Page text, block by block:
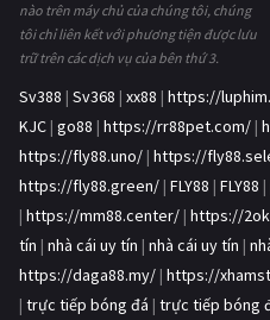
nào trên máy chủ của chúng tôi, chúng
tôi chỉ liên kết với phương tiện được lưu
trữ trên các dịch vụ của bên thứ 3.
Sv388 | Sv368 | xx88 | https://
KJC | go88 | https://rr88pet.com/ |
https://fly88.uno/ | https://
https://fly88.green/ | FLY88 | FLY88 |
| https://mm88.center/ | https://
tín | nhà cái uy tín | nhà cái uy tín |
https://daga88.my/ | https://
| trực tiếp bóng đá | trực tiếp bóng